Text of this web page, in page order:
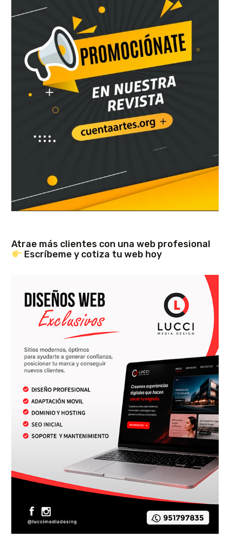
Atrae más clientes con una web profesional
Escríbeme y cotiza tu web hoy